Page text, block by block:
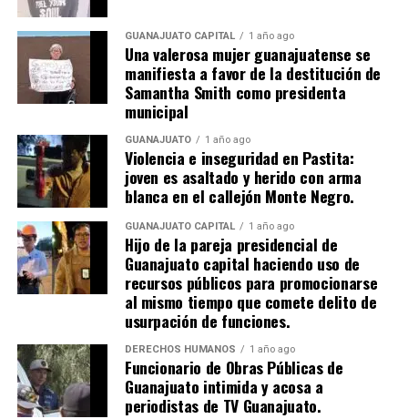
GUANAJUATO CAPITAL 1 año ago
Una valerosa mujer guanajuatense se
manifiesta a favor de la destitución de
Samantha Smith como presidenta
municipal
GUANAJUATO 1 año ago
Violencia e inseguridad en Pastita:
joven es asaltado y herido con arma
blanca en el callejón Monte Negro.
GUANAJUATO CAPITAL 1 año ago
Hijo de la pareja presidencial de
Guanajuato capital haciendo uso de
recursos públicos para promocionarse
al mismo tiempo que comete delito de
usurpación de funciones.
DERECHOS HUMANOS 1 año ago
Funcionario de Obras Públicas de
Guanajuato intimida y acosa a
periodistas de TV Guanajuato.